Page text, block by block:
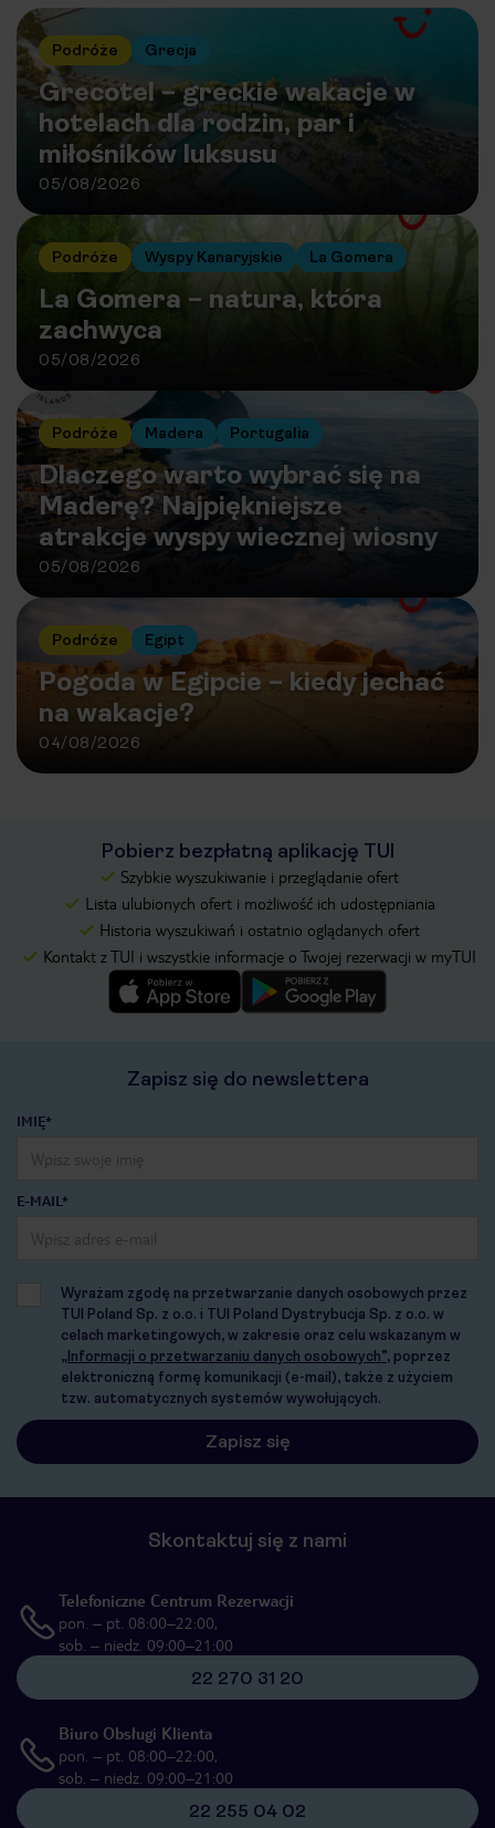
Podróże Grecja
Grecotel – greckie wakacje w
hotelach dla rodzin, par i
miłośników luksusu
05/08/2026
Podróże Wyspy Kanaryjskie La Gomera
La Gomera – natura, która
zachwyca
05/08/2026
Podróże Madera Portugalia
Dlaczego warto wybrać się na
Maderę? Najpiękniejsze
atrakcje wyspy wiecznej wiosny
05/08/2026
Podróże Egipt
Pogoda w Egipcie – kiedy jechać
na wakacje?
04/08/2026
Pobierz bezpłatną aplikację TUI
Szybkie wyszukiwanie i przeglądanie ofert
Lista ulubionych ofert i możliwość ich udostępniania
Historia wyszukiwań i ostatnio oglądanych ofert
Kontakt z TUI i wszystkie informacje o Twojej rezerwacji w myTUI
Zapisz się do newslettera
IMIĘ*
E-MAIL*
Wyrażam zgodę na przetwarzanie danych osobowych przez
TUI Poland Sp. z o.o. i TUI Poland Dystrybucja Sp. z o.o. w
celach marketingowych, w zakresie oraz celu wskazanym w
„Informacji o przetwarzaniu danych osobowych”, poprzez
elektroniczną formę komunikacji (e-mail), także z użyciem
tzw. automatycznych systemów wywołujących.
Skontaktuj się z nami
Telefoniczne Centrum Rezerwacji
pon. – pt. 08:00–22:00,
sob. – niedz. 09:00–21:00
22 270 31 20
Biuro Obsługi Klienta
pon. – pt. 08:00–22:00,
sob. – niedz. 09:00–21:00
22 255 04 02